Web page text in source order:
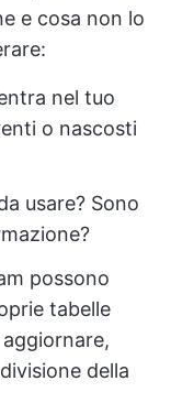
e cosa non lo
nel tuo
o nascosti
usare? Sono
possono
tabelle
della